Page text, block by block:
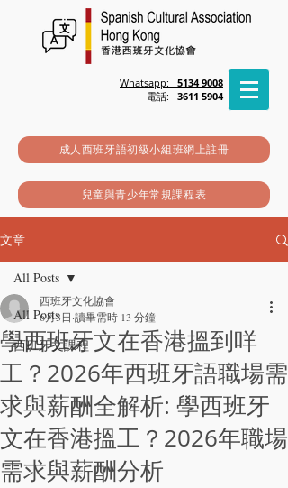
Whatsapp: 5134 9008
電話: 3611 5904
成人西班牙語初級小組班網上註冊
兒童與青少年常規課程表
文章
All Posts
西班牙文課程
All Posts
學西班牙文在香港搵到咩
工？2026年西班牙語職場需
求與薪酬全解析: 學西班牙
文在香港搵工？2026年職場
需求與薪酬分析
西班牙文化協會
6月3日 讀畢需時 13 分鐘